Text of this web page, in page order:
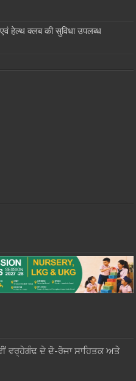
हेल्थ क्लब की सुविधा उपलब्ध
ਵਰ੍ਹੇਗੰਢ ਦੇ ਦੋ-ਰੋਜਾ ਸਾਹਿਤਕ ਅਤੇ